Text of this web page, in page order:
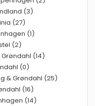
(3)
(27)
(1)
(2)
(14)
(0)
& Grøndahl (25)
(16)
(14)